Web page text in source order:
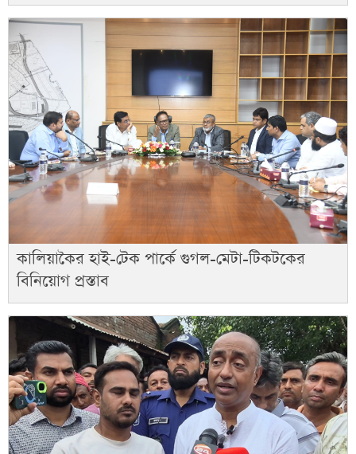
কালিয়াকৈর হাই-টেক পার্কে গুগল-মেটা-টিকটকের
বিনিয়োগ প্রস্তাব